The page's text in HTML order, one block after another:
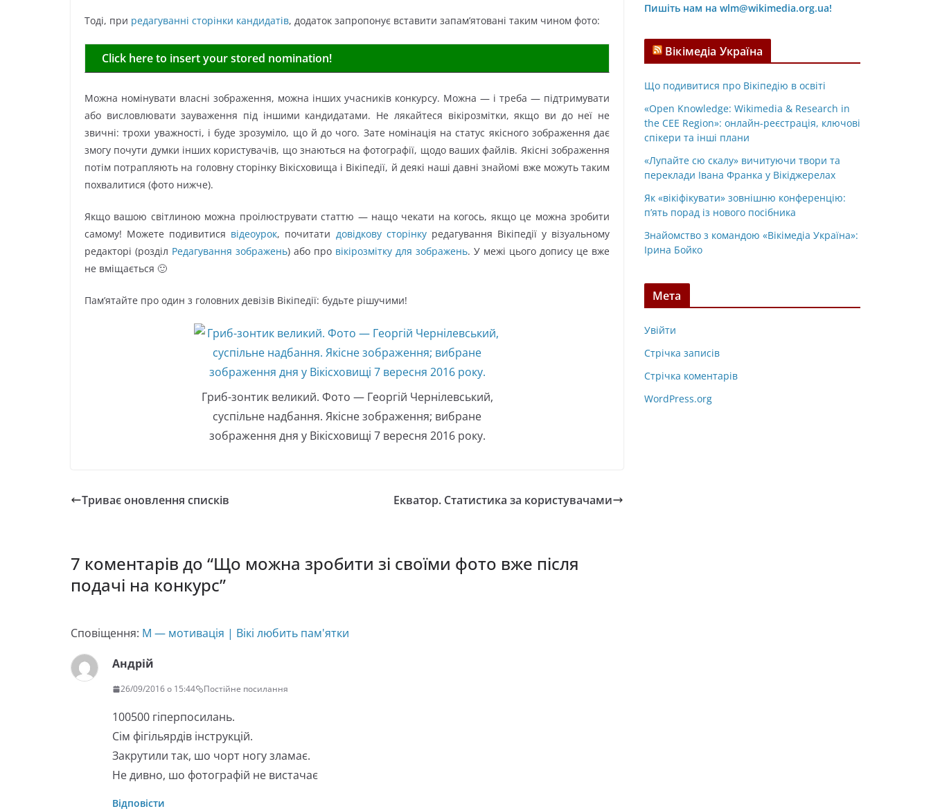
Тоді, при редагуванні сторінки кандидатів, додаток запропонує вставити запам’ятовані таким чином фото:
Click here to insert your stored nomination!
Можна номінувати власні зображення, можна інших учасників конкурсу. Можна — і треба — підтримувати
або висловлювати зауваження під іншими кандидатами. Не лякайтеся вікірозмітки, якщо ви до неї не
звичні: трохи уважності, і буде зрозуміло, що й до чого. Зате номінація на статус якісного зображення дає
змогу почути думки інших користувачів, що знаються на фотографії, щодо ваших файлів. Якісні зображення
потім потрапляють на головну сторінку Вікісховища і Вікіпедії, й деякі наші давні знайомі вже можуть таким
похвалитися (фото нижче).
Якщо вашою світлиною можна проілюструвати статтю — нащо чекати на когось, якщо це можна зробити
самому! Можете подивитися відеоурок, почитати довідкову сторінкуредагування Вікіпедії у візуальному
редакторі (розділ Редагування зображень) або про вікірозмітку для зображень. У межі цього допису це вже
не вміщається 🙂
Пам’ятайте про один з головних девізів Вікіпедії: будьте рішучими!
Гриб-зонтик великий. Фото — Георгій Чернілевський,
суспільне надбання. Якісне зображення; вибране
зображення дня у Вікісховищі 7 вересня 2016 року.
Триває оновлення списків Екватор. Статистика за користувачами
7 коментарів до “Що можна зробити зі своїми фото вже після
подачі на конкурс”
Сповіщення: М — мотивація | Вікі любить пам'ятки
Андрій
26/09/2016 о 15:44 Постійне посилання
100500 гіперпосилань.
Сім фігільярдів інструкцій.
Закрутили так, шо чорт ногу зламає.
Не дивно, шо фотографій не вистачає
Відповісти
Пишіть нам на wlm@wikimedia.org.ua!
Вікімедіа Україна
Що подивитися про Вікіпедію в освіті
«Open Knowledge: Wikimedia & Research in
the CEE Region»: онлайн-реєстрація, ключові
спікери та інші плани
«Лупайте сю скалу» вичитуючи твори та
переклади Івана Франка у Вікіджерелах
Як «вікіфікувати» зовнішню конференцію:
п’ять порад із нового посібника
Знайомство з командою «Вікімедіа Україна»:
Ірина Бойко
Мета
Увійти
Стрічка записів
Стрічка коментарів
WordPress.org